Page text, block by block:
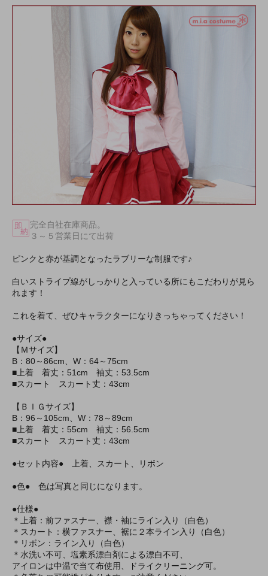
完全自社在庫商品。
３～５営業日にて出荷
ピンクと赤が基調となったラブリーな制服です♪
白いストライプ線がしっかりと入っている所にもこだわりが見ら
れます！
これを着て、ぜひキャラクターになりきっちゃってください！
●サイズ●
【Ｍサイズ】
B：80～86cm、W：64～75cm
■上着 着丈：51cm 袖丈：53.5cm
■スカート スカート丈：43cm
【ＢＩＧサイズ】
B：96～105cm、W：78～89cm
■上着 着丈：55cm 袖丈：56.5cm
■スカート スカート丈：43cm
●セット内容● 上着、スカート、リボン
●色● 色は写真と同じになります。
●仕様●
＊上着：前ファスナー、襟・袖にライン入り（白色）
＊スカート：横ファスナー、裾に２本ライン入り（白色）
＊リボン：ライン入り（白色）
＊水洗い不可、塩素系漂白剤による漂白不可、
アイロンは中温で当て布使用、ドライクリーニング可。